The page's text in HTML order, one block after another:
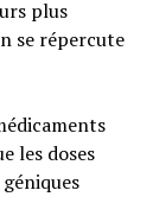
plus
se répercute
les doses